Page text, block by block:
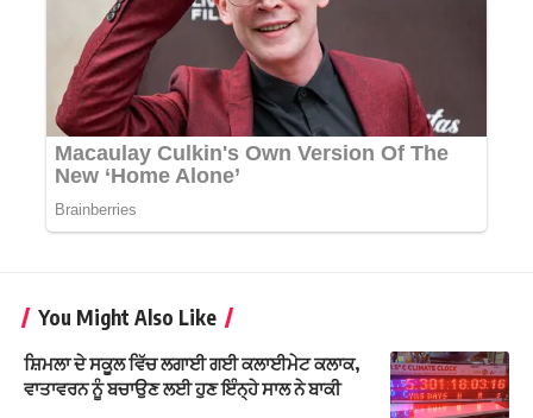
You Might Also Like
ਸ਼ਿਮਲਾ ਦੇ ਸਕੂਲ ਵਿੱਚ ਲਗਾਈ ਗਈ ਕਲਾਈਮੇਟ ਕਲਾਕ,
ਵਾਤਾਵਰਨ ਨੂੰ ਬਚਾਉਣ ਲਈ ਹੁਣ ਇੰਨ੍ਹੇ ਸਾਲ ਨੇ ਬਾਕੀ